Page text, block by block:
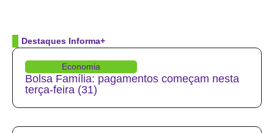
Destaques Informa+
Economia
Bolsa Família: pagamentos começam nesta
terça-feira (31)